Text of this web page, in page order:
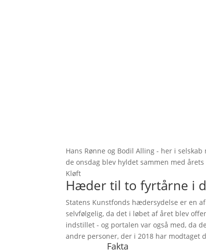
Hans Rønne og Bodil Alling - her i
de onsdag blev hyldet sammen med
Kløft
Hæder til to fyrtårne i
Statens Kunstfonds hædersydelse er en
selvfølgelig, da det i løbet af året blev
indstillet - og portalen var også med, da
andre personer, der i 2018 har modtaget
Fakta